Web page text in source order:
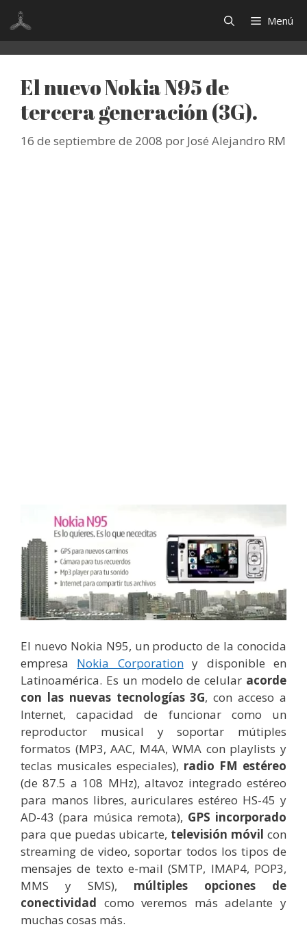
Saltar
contenido
Menú
El nuevo Nokia N95 de
tercera generación (3G).
16 de septiembre de 2008 por José Alejandro RM
El nuevo Nokia N95, un producto de la conocida
empresa Nokia Corporationy disponible en
Latinoamérica. Es un modelo de celular acorde
con las nuevas tecnologías 3G, con acceso a
Internet, capacidad de funcionar como un
reproductor musical y soportar mútiples
formatos (MP3, AAC, M4A, WMA con playlists y
teclas musicales especiales), radio FM estéreo
(de 87.5 a 108 MHz), altavoz integrado estéreo
para manos libres, auriculares estéreo HS-45 y
AD-43 (para música remota), GPS incorporado
para que puedas ubicarte, televisión móvil con
streaming de video, soportar todos los tipos de
mensajes de texto e-mail (SMTP, IMAP4, POP3,
MMS y SMS), múltiples opciones de
conectividad como veremos más adelante y
muchas cosas más.